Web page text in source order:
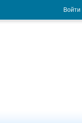
Войти